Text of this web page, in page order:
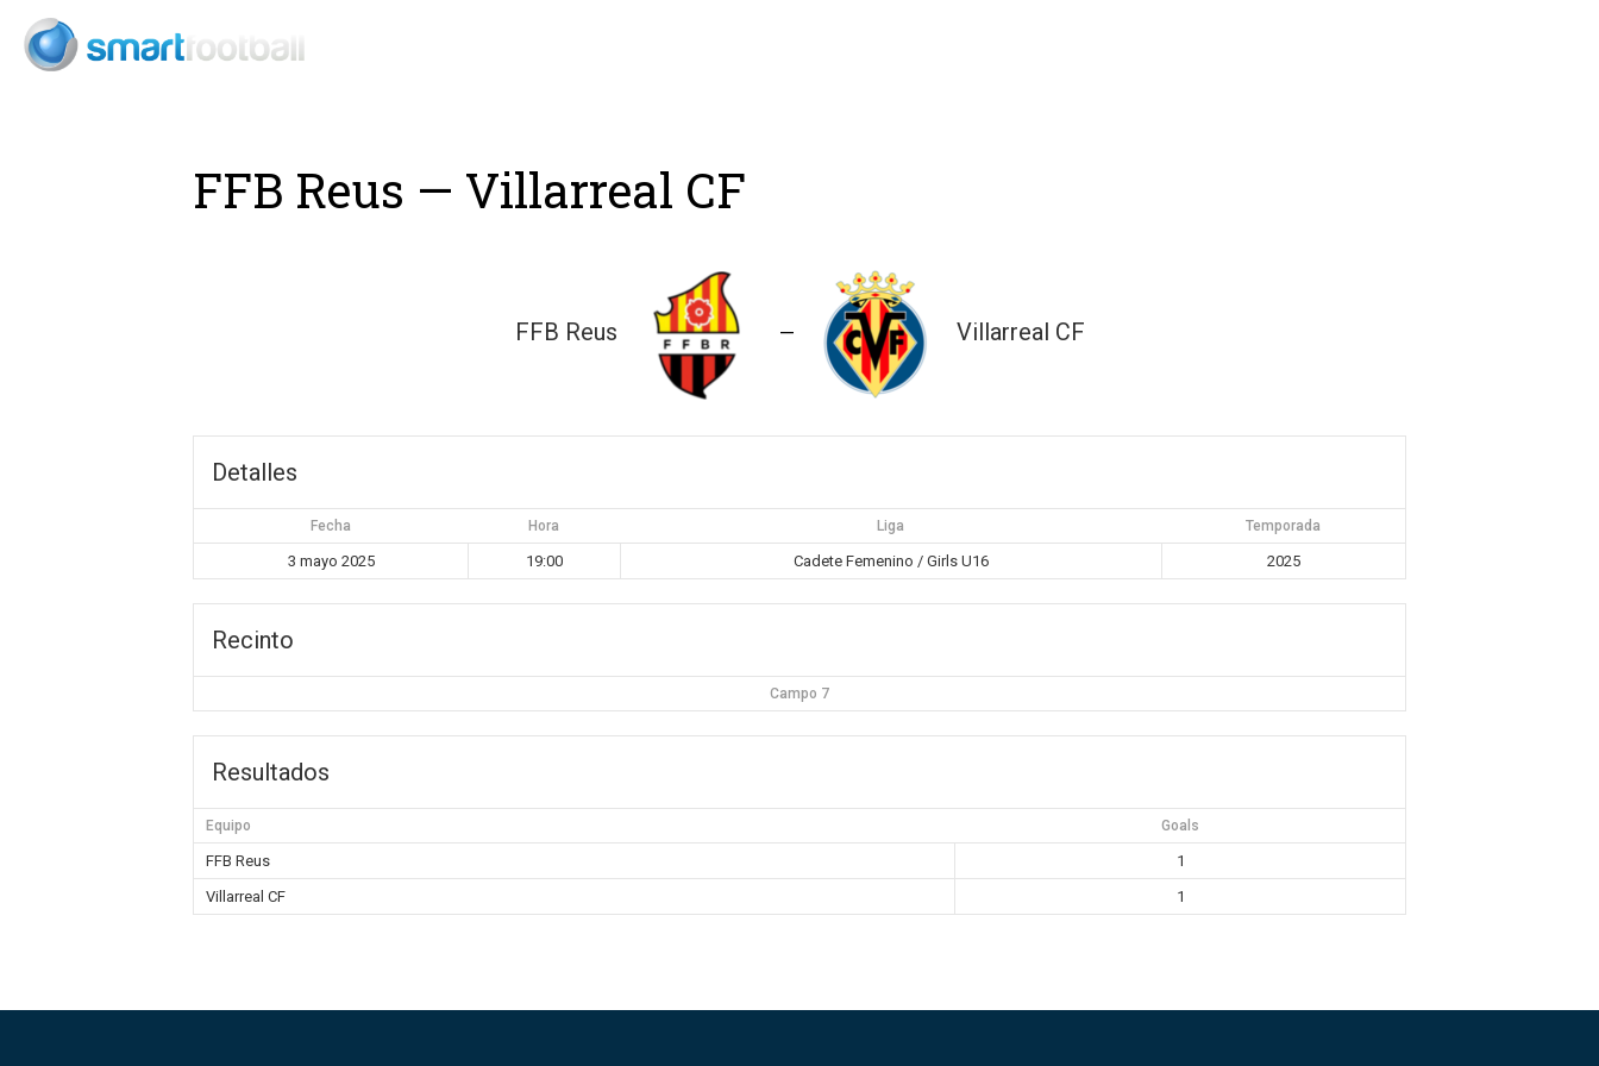
FFB Reus — Villarreal CF
FFB Reus — Villarreal CF
Detalles
Fecha Hora Liga Temporada
3 mayo 2025 19:00 Cadete Femenino / Girls U16 2025
Recinto
Campo 7
Resultados
Equipo Goals
FFB Reus
1
Villarreal CF
1